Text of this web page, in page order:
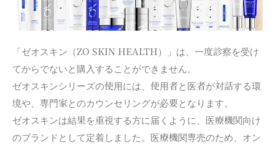
「ゼオスキン（ZO SKIN HEALTH）」は、一度診察を受け
てからでないと購入することができません。
ゼオスキンシリーズの使用には、使用者と医者が対話する環
境や、専門家とのカウンセリングが必要となります。
ゼオスキンは結果を重視する方に届くように、医療機関向け
のブランドとして定着しました。医療機関専売のため、オン